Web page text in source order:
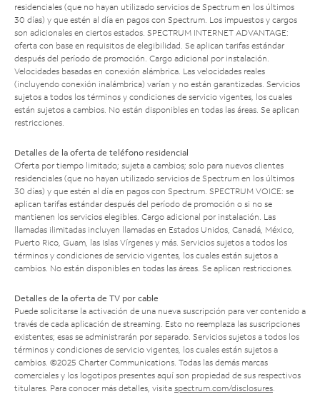
residenciales (que no hayan utilizado servicios de Spectrum en los últimos
30 días) y que estén al día en pagos con Spectrum. Los impuestos y cargos
son adicionales en ciertos estados. SPECTRUM INTERNET ADVANTAGE:
oferta con base en requisitos de elegibilidad. Se aplican tarifas estándar
después del período de promoción. Cargo adicional por instalación.
Velocidades basadas en conexión alámbrica. Las velocidades reales
(incluyendo conexión inalámbrica) varían y no están garantizadas. Servicios
sujetos a todos los términos y condiciones de servicio vigentes, los cuales
están sujetos a cambios. No están disponibles en todas las áreas. Se aplican
restricciones.
Detalles de la oferta de teléfono residencial
Oferta por tiempo limitado; sujeta a cambios; solo para nuevos clientes
residenciales (que no hayan utilizado servicios de Spectrum en los últimos
30 días) y que estén al día en pagos con Spectrum. SPECTRUM VOICE: se
aplican tarifas estándar después del período de promoción o si no se
mantienen los servicios elegibles. Cargo adicional por instalación. Las
llamadas ilimitadas incluyen llamadas en Estados Unidos, Canadá, México,
Puerto Rico, Guam, las Islas Vírgenes y más. Servicios sujetos a todos los
términos y condiciones de servicio vigentes, los cuales están sujetos a
cambios. No están disponibles en todas las áreas. Se aplican restricciones.
Detalles de la oferta de TV por cable
Puede solicitarse la activación de una nueva suscripción para ver contenido a
través de cada aplicación de streaming. Esto no reemplaza las suscripciones
existentes; esas se administrarán por separado. Servicios sujetos a todos los
términos y condiciones de servicio vigentes, los cuales están sujetos a
cambios. ©2025 Charter Communications. Todas las demás marcas
comerciales y los logotipos presentes aquí son propiedad de sus respectivos
titulares. Para conocer más detalles, visita spectrum.com/disclosures